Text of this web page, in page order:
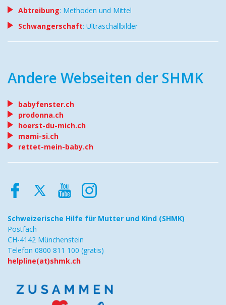
Abtreibung: Methoden und Mittel
Schwangerschaft: Ultraschallbilder
Andere Webseiten der SHMK
babyfenster.ch
prodonna.ch
hoerst-du-mich.ch
mami-si.ch
rettet-mein-baby.ch
Schweizerische Hilfe für Mutter und Kind (SHMK)
Postfach
CH-4142 Münchenstein
Telefon 0800 811 100 (gratis)
helpline(at)shmk.ch